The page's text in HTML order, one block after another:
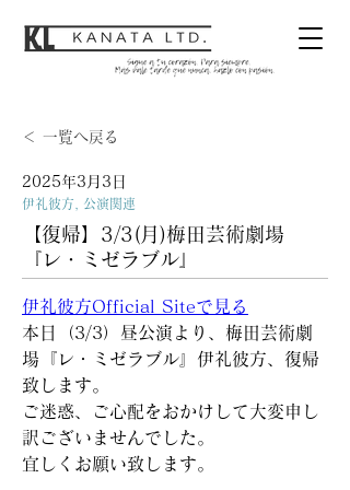
＜ 一覧へ戻る
2025年3月3日
伊礼彼方, 公演関連
【復帰】3/3(月)梅田芸術劇場
『レ・ミゼラブル』
伊礼彼方Official Siteで見る
本日（3/3）昼公演より、梅田芸術劇
場『レ・ミゼラブル』伊礼彼方、復帰
致します。
ご迷惑、ご心配をおかけして大変申し
訳ございませんでした。
宜しくお願い致します。